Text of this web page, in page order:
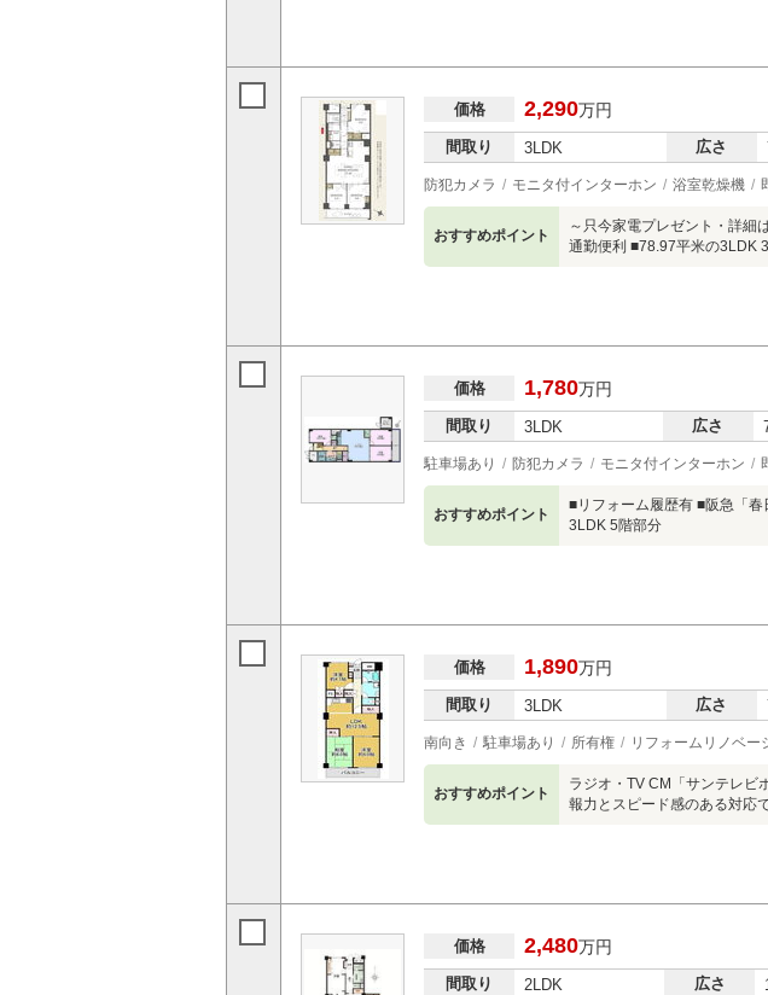
価格 2,290万円
間取り 3LDK 広さ
防犯カメラ モニタ付インターホン 浴室乾燥機
おすすめポイント
～只今家電プレゼント・詳細
通勤便利 ■78.97平米の3LDK
価格 1,780万円
間取り 3LDK 広さ
駐車場あり 防犯カメラ モニタ付インターホン
おすすめポイント
■リフォーム履歴有 ■阪急「
3LDK 5階部分
価格 1,890万円
間取り 3LDK 広さ
南向き 駐車場あり 所有権 リフォームリノベー
おすすめポイント
ラジオ・TV CM「サンテレビ
報力とスピード感のある対応
価格 2,480万円
間取り 2LDK 広さ